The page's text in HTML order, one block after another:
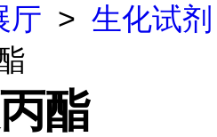
厅 > 生化试剂
酯